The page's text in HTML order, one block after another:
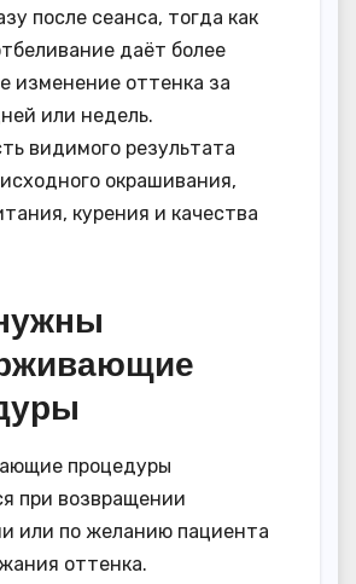
после сеанса, тогда как
даёт более
изменение оттенка за
или недель.
видимого результата
окрашивания,
курения и качества
процедуры
при возвращении
или по желанию пациента
оттенка.